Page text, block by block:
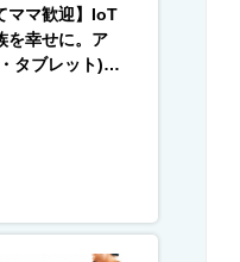
ママ歓迎】IoT
を幸せに。ア
タブレット) /